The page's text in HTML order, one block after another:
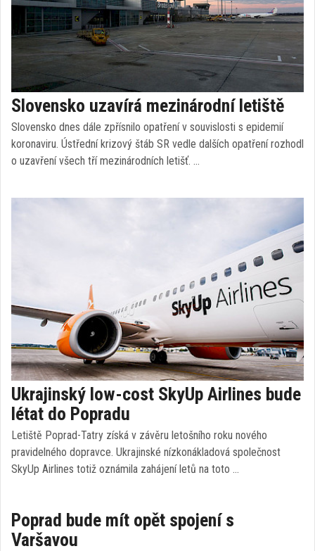
Slovensko uzavírá mezinárodní letiště
Slovensko dnes dále zpřísnilo opatření v souvislosti s epidemií
koronaviru. Ústřední krizový štáb SR vedle dalších opatření rozhodl
o uzavření všech tří mezinárodních letišť. …
Ukrajinský low-cost SkyUp Airlines bude
létat do Popradu
Letiště Poprad-Tatry získá v závěru letošního roku nového
pravidelného dopravce. Ukrajinské nízkonákladová společnost
SkyUp Airlines totiž oznámila zahájení letů na toto …
Poprad bude mít opět spojení s
Varšavou